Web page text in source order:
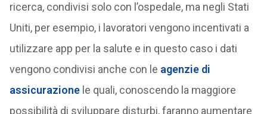
ricerca, condivisi solo con l’ospedale, ma negli Stati
Uniti, per esempio, i lavoratori vengono incentivati a
utilizzare app per la salute e in questo caso i dati
vengono condivisi anche con le agenzie di
assicurazionele quali, conoscendo la maggiore
possibilità di sviluppare disturbi, faranno aumentare